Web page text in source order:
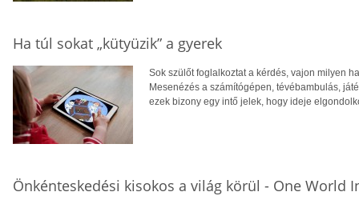
Ha túl sokat „kütyüzik” a gyerek
Sok szülőt foglalkoztat a kérdés, vajon milyen
Mesenézés a számítógépen, tévébambulás,
ezek bizony egy intő jelek, hogy ideje
Önkénteskedési kisokos a világ körül - One World